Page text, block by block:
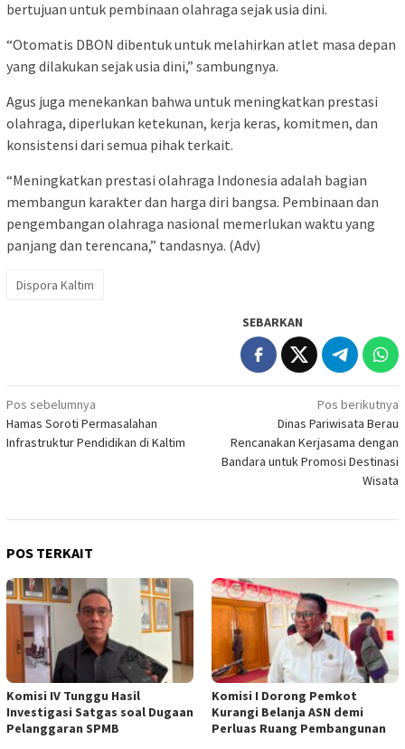
bertujuan untuk pembinaan olahraga sejak usia dini.
“Otomatis DBON dibentuk untuk melahirkan atlet masa depan
yang dilakukan sejak usia dini,” sambungnya.
Agus juga menekankan bahwa untuk meningkatkan prestasi
olahraga, diperlukan ketekunan, kerja keras, komitmen, dan
konsistensi dari semua pihak terkait.
“Meningkatkan prestasi olahraga Indonesia adalah bagian
membangun karakter dan harga diri bangsa. Pembinaan dan
pengembangan olahraga nasional memerlukan waktu yang
panjang dan terencana,” tandasnya. (Adv)
Dispora Kaltim
SEBARKAN
Navigasi
pos
Pos sebelumnya
Hamas Soroti Permasalahan
Infrastruktur Pendidikan di Kaltim
Pos berikutnya
Dinas Pariwisata Berau
Rencanakan Kerjasama dengan
Bandara untuk Promosi Destinasi
Wisata
POS TERKAIT
Komisi IV Tunggu Hasil
Investigasi Satgas soal Dugaan
Pelanggaran SPMB
Komisi I Dorong Pemkot
Kurangi Belanja ASN demi
Perluas Ruang Pembangunan